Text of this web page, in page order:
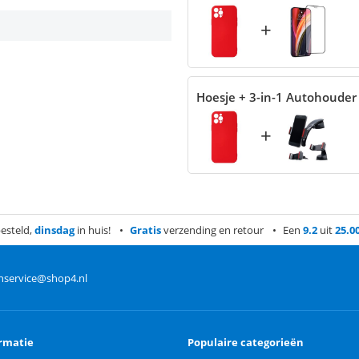
+
Hoesje + 3-in-1 Autohouder
+
dinsdagin huis! Gratisverzending en retour Een 9.2uit
Populaire categorieën